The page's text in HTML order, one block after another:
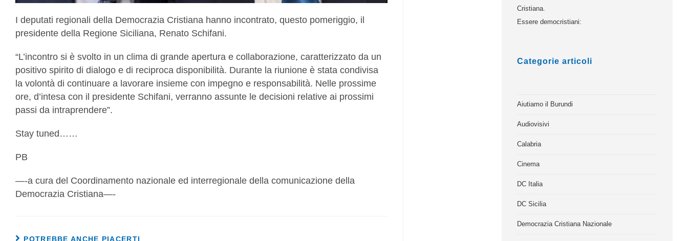
I deputati regionali della Democrazia Cristiana hanno incontrato, questo pomeriggio, il
presidente della Regione Siciliana, Renato Schifani.
“L’incontro si è svolto in un clima di grande apertura e collaborazione, caratterizzato da un
positivo spirito di dialogo e di reciproca disponibilità. Durante la riunione è stata condivisa
la volontà di continuare a lavorare insieme con impegno e responsabilità. Nelle prossime
ore, d’intesa con il presidente Schifani, verranno assunte le decisioni relative ai prossimi
passi da intraprendere”.
Stay tuned……
PB
—-a cura del Coordinamento nazionale ed interregionale della comunicazione della
Democrazia Cristiana—-
POTREBBE ANCHE PIACERTI
Cristiana.
Essere democristiani:
Categorie articoli
Aiutiamo il Burundi
Audiovisivi
Calabria
Cinema
DC Italia
DC Sicilia
Democrazia Cristiana Nazionale